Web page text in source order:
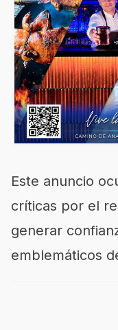
Este anuncio
críticas por el
generar
emblemáticos